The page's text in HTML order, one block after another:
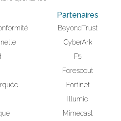
Partenaires
BeyondTrust
CyberArk
F5
Forescout
Fortinet
Illumio
Mimecast